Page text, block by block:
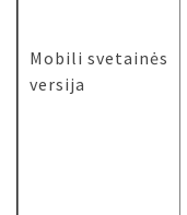
Mobili svetainės
versija